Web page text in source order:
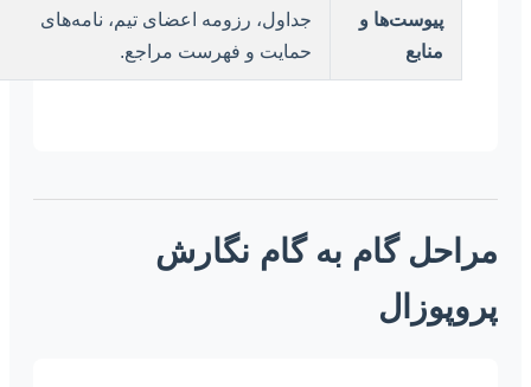
پیوست‌ها و
منابع
جداول، رزومه اعضای تیم، نامه‌های
حمایت و فهرست مراجع.
مراحل گام به گام نگارش
پروپوزال